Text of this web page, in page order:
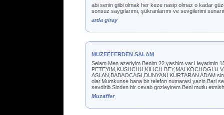
abi senin giibi olmak her keze nasip olmaz o kadar
sonsuz saygılarımı, şükranlarımı ve sevgilerimi
arda giray
MUZEFFERDEN SALAM
Selam.Men azeriyim.Benim 22 yashim var.Heyatimin
PETEYIM,KUSHCHU,KILICH BEY,MALKOCHOGLU
ASLAN,BABAOCAGI,DUNYANI KURTARAN ADAM
olar.Mumkunse bana bir telefon numarasi yazin.Bari
sevdirib.Sizden bir cevab gozleyirem.Beni mutlu
Muzaffer